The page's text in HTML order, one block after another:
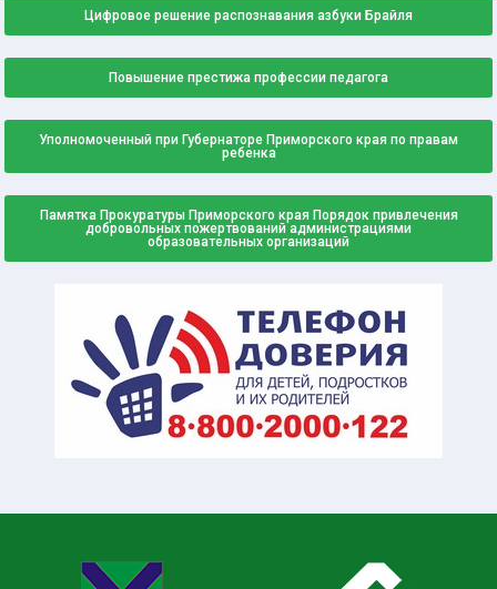
Цифровое решение распознавания азбуки Брайля
Повышение престижа профессии педагога
Уполномоченный при Губернаторе Приморского края по правам
ребенка
Памятка Прокуратуры Приморского края Порядок привлечения
добровольных пожертвований администрациями
образовательных организаций